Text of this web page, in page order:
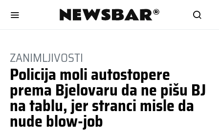
ZANIMLJIVOSTI
Policija moli autostopere
prema Bjelovaru da ne pišu BJ
na tablu, jer stranci misle da
nude blow-job